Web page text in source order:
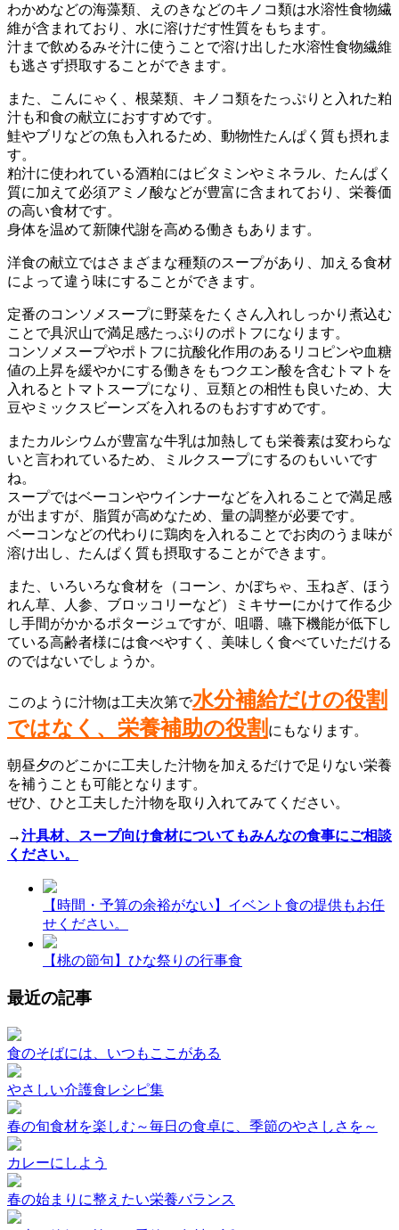
わかめなどの海藻類、えのきなどのキノコ類は水溶性食物繊
維が含まれており、水に溶けだす性質をもちます。
汁まで飲めるみそ汁に使うことで溶け出した水溶性食物繊維
も逃さず摂取することができます。
また、こんにゃく、根菜類、キノコ類をたっぷりと入れた粕
汁も和食の献立におすすめです。
鮭やブリなどの魚も入れるため、動物性たんぱく質も摂れま
す。
粕汁に使われている酒粕にはビタミンやミネラル、たんぱく
質に加えて必須アミノ酸などが豊富に含まれており、栄養価
の高い食材です。
身体を温めて新陳代謝を高める働きもあります。
洋食の献立ではさまざまな種類のスープがあり、加える食材
によって違う味にすることができます。
定番のコンソメスープに野菜をたくさん入れしっかり煮込む
ことで具沢山で満足感たっぷりのポトフになります。
コンソメスープやポトフに抗酸化作用のあるリコピンや血糖
値の上昇を緩やかにする働きをもつクエン酸を含むトマトを
入れるとトマトスープになり、豆類との相性も良いため、大
豆やミックスビーンズを入れるのもおすすめです。
またカルシウムが豊富な牛乳は加熱しても栄養素は変わらな
いと言われているため、ミルクスープにするのもいいです
ね。
スープではベーコンやウインナーなどを入れることで満足感
が出ますが、脂質が高めなため、量の調整が必要です。
ベーコンなどの代わりに鶏肉を入れることでお肉のうま味が
溶け出し、たんぱく質も摂取することができます。
また、いろいろな食材を（コーン、かぼちゃ、玉ねぎ、ほう
れん草、人参、ブロッコリーなど）ミキサーにかけて作る少
し手間がかかるポタージュですが、咀嚼、嚥下機能が低下し
ている高齢者様には食べやすく、美味しく食べていただける
のではないでしょうか。
このように汁物は工夫次第で水分補給だけの役割
ではなく、栄養補助の役割 にもなります。
朝昼夕のどこかに工夫した汁物を加えるだけで足りない栄養
を補うことも可能となります。
ぜひ、ひと工夫した汁物を取り入れてみてください。
→汁具材、スープ向け食材についてもみんなの食事にご相談
ください。
【時間・予算の余裕がない】イベント食の提供もお任
せください。
【桃の節句】ひな祭りの行事食
最近の記事
食のそばには、いつもここがある
やさしい介護食レシピ集
春の旬食材を楽しむ～毎日の食卓に、季節のやさしさを～
カレーにしよう
春の始まりに整えたい栄養バランス